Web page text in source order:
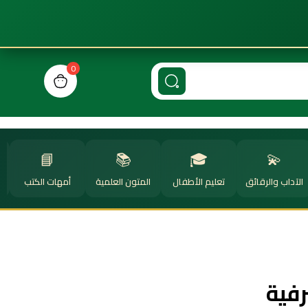
0
view bag
💫
الآداب والرقائق
🎓
تعليم الأطفال
📚
المتون العلمية
📘
أمهات الكتب